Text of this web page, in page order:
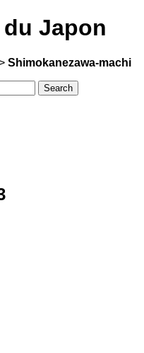
Japon
Shimokanezawa-machi